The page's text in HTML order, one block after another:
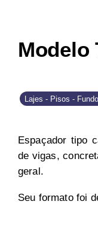
Modelo
Lajes - Pisos -
Espaçador tipo
de vigas,
geral.
Seu formato foi